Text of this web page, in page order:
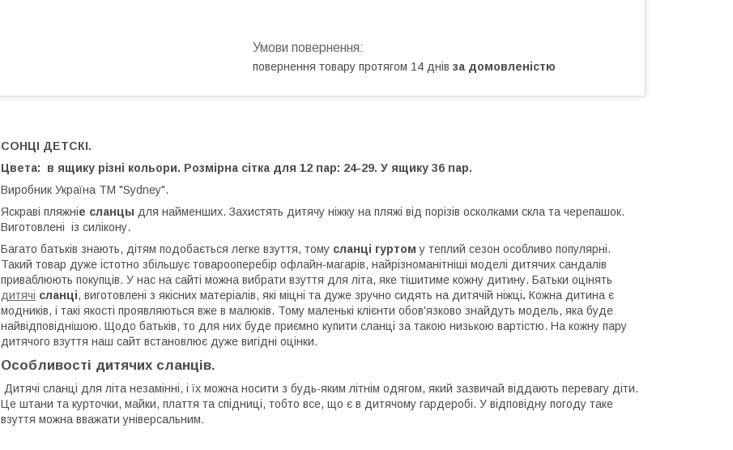
повернення товару протягом 14 днів за домовленістю
СОНЦІ ДЕТСКІ.
Цвета: в ящику різні кольори. Розмірна сітка для 12 пар: 24-29. У ящику 36 пар.
Виробник Україна ТМ "Sydney".
Яскраві пляжніе сланцы для найменших. Захистять дитячу ніжку на пляжі від порізів осколками скла та черепашок.
Виготовлені із силікону.
Багато батьків знають, дітям подобається легке взуття, тому сланці гуртом у теплий сезон особливо популярні.
Такий товар дуже істотно збільшує товарооперебір офлайн-магарів, найрізноманітніші моделі дитячих сандалів
приваблюють покупців. У нас на сайті можна вибрати взуття для літа, яке тішитиме кожну дитину. Батьки оцінять
дитячі сланці, виготовлені з якісних матеріалів, які міцні та дуже зручно сидять на дитячій ніжці. Кожна дитина є
модників, і такі якості проявляються вже в малюків. Тому маленькі клієнти обов'язково знайдуть модель, яка буде
найвідповіднішою. Щодо батьків, то для них буде приємно купити сланці за такою низькою вартістю. На кожну пару
дитячого взуття наш сайт встановлює дуже вигідні оцінки.
Особливості дитячих сланців.
Дитячі сланці для літа незамінні, і їх можна носити з будь-яким літнім одягом, який зазвичай віддають перевагу діти.
Це штани та курточки, майки, плаття та спідниці, тобто все, що є в дитячому гардеробі. У відповідну погоду таке
взуття можна вважати універсальним.